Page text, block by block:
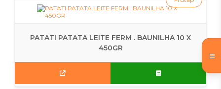
PATATI PATATA LEITE FERM . BAUNILHA 10 X
450GR